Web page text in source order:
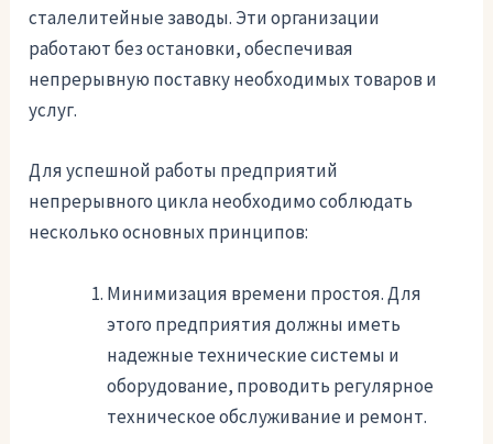
сталелитейные заводы. Эти организации
работают без остановки, обеспечивая
непрерывную поставку необходимых товаров и
услуг.
Для успешной работы предприятий
непрерывного цикла необходимо соблюдать
несколько основных принципов:
Минимизация времени простоя. Для
этого предприятия должны иметь
надежные технические системы и
оборудование, проводить регулярное
техническое обслуживание и ремонт.